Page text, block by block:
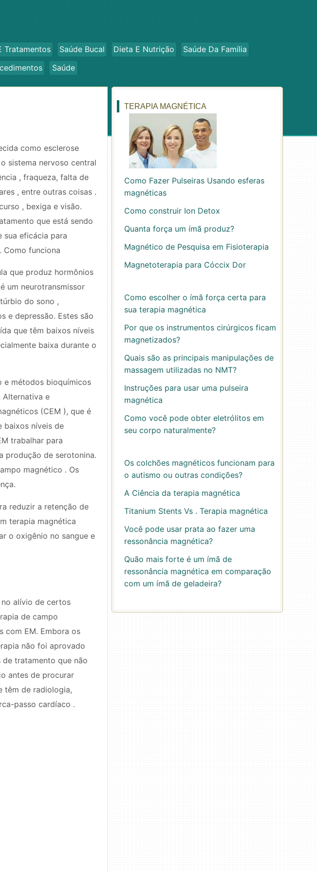
Tratamentos Saúde Bucal Dieta E Nutrição
Saúde Da Família
Saúde
como esclerose
sistema nervoso central
, fraqueza, falta de
, entre outras coisas .
, bexiga e visão.
que está sendo
sua eficácia para
Como funciona
que produz hormônios
um neurotransmissor
do sono ,
e depressão. Estes são
que têm baixos níveis
baixa durante o
e métodos bioquímicos
Alternativa e
(CEM ), que é
baixos níveis de
trabalhar para
produção de serotonina.
magnético . Os
reduzir a retenção de
terapia magnética
o oxigênio no sangue e
no alívio de certos
de campo
com EM. Embora os
não foi aprovado
tratamento que não
antes de procurar
têm de radiologia,
passo cardíaco .
TERAPIA MAGNÉTICA
Como Fazer Pulseiras Usando esferas
magnéticas
Como construir Ion Detox
Quanta força um ímã produz?
Magnético de Pesquisa em Fisioterapia
Magnetoterapia para Cóccix Dor
Como escolher o ímã força certa para
sua terapia magnética
Por que os instrumentos cirúrgicos ficam
magnetizados?
Quais são as principais manipulações de
massagem utilizadas no NMT?
Instruções para usar uma pulseira
magnética
Como você pode obter eletrólitos em
seu corpo naturalmente?
Os colchões magnéticos funcionam para
o autismo ou outras condições?
A Ciência da terapia magnética
Titanium Stents Vs . Terapia magnética
Você pode usar prata ao fazer uma
ressonância magnética?
Quão mais forte é um ímã de
ressonância magnética em comparação
com um ímã de geladeira?